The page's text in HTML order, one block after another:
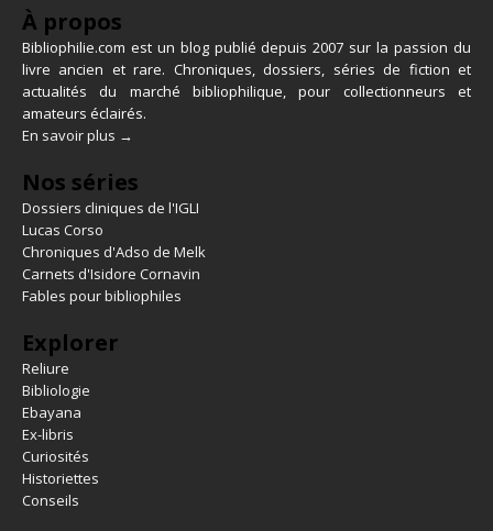
À propos
Bibliophilie.com est un blog publié depuis 2007 sur la passion du
livre ancien et rare. Chroniques, dossiers, séries de fiction et
actualités du marché bibliophilique, pour collectionneurs et
amateurs éclairés.
En savoir plus →
Nos séries
Dossiers cliniques de l'IGLI
Lucas Corso
Chroniques d'Adso de Melk
Carnets d'Isidore Cornavin
Fables pour bibliophiles
Explorer
Reliure
Bibliologie
Ebayana
Ex-libris
Curiosités
Historiettes
Conseils